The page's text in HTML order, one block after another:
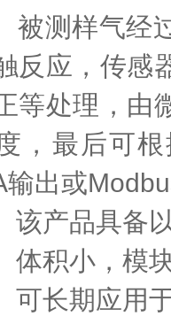
被测样气经
反应，传感
等处理，由
，最后可
输出或
该产品具备以
体积小，模
可长期应用